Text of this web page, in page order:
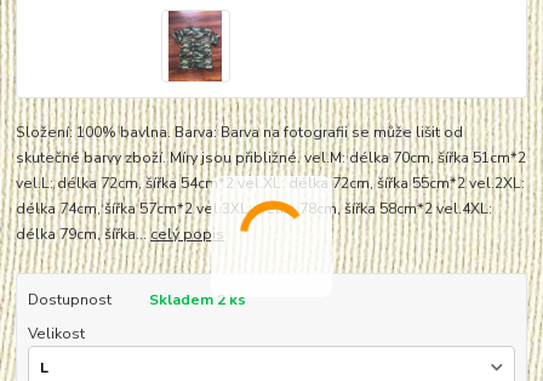
Složení: 100% bavlna. Barva: Barva na fotografii se může lišit od
skutečné barvy zboží. Míry jsou přibližné. vel.M: délka 70cm, šířka 51cm*2
vel.L: délka 72cm, šířka 54cm*2 vel.XL: délka 72cm, šířka 55cm*2 vel.2XL:
délka 74cm, šířka 57cm*2 vel.3XL: délka 78cm, šířka 58cm*2 vel.4XL:
délka 79cm, šířka...celý popis
Dostupnost
Skladem 2 ks
Velikost